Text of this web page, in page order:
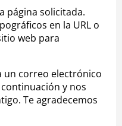
página solicitada.
en la URL o
web para
un correo electrónico
y nos
Te agradecemos